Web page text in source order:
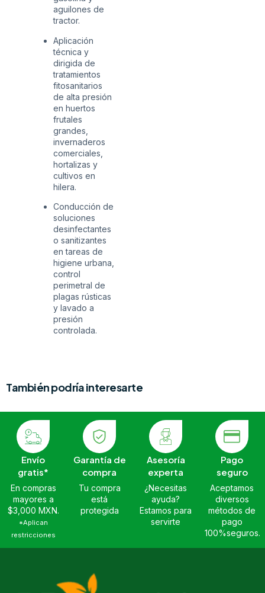
aguilones de
tractor.
Aplicación
técnica y
dirigida de
tratamientos
fitosanitarios
de alta presión
en huertos
frutales
grandes,
invernaderos
comerciales,
hortalizas y
cultivos en
hilera.
Conducción de
soluciones
desinfectantes
o sanitizantes
en tareas de
higiene urbana,
control
perimetral de
plagas rústicas
y lavado a
presión
controlada.
También podría interesarte
Envío
gratis*
En compras
mayores a
$3,000 MXN.
*Aplican
restricciones
Garantía de
compra
Tu compra
está
protegida
Asesoría
experta
¿Necesitas
ayuda?
Estamos para
servirte
Pago
seguro
Aceptamos
diversos
métodos de
pago
100%seguros.